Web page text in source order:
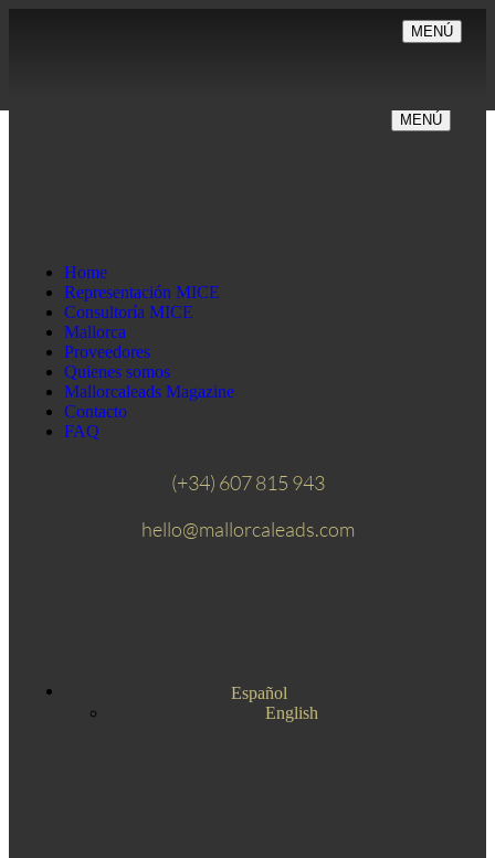
MENÚ
MENÚ
Home
Representación MICE
Consultoría MICE
Mallorca
Proveedores
Quienes somos
Mallorcaleads Magazine
Contacto
FAQ
(+34) 607 815 943
hello@mallorcaleads.com
Español
English